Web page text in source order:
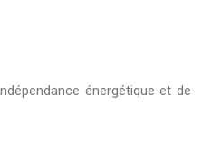
énergétique et de